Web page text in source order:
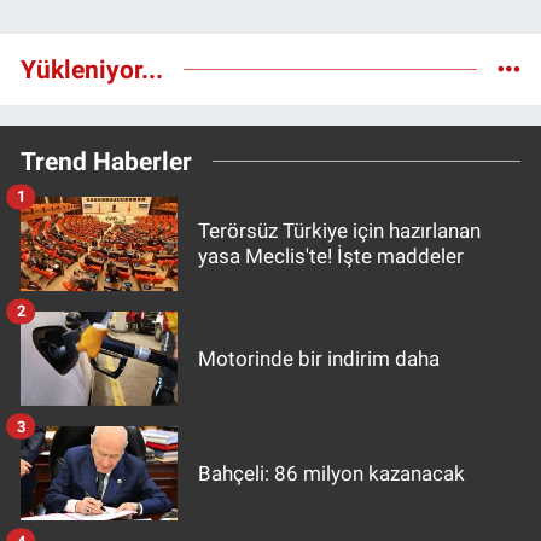
Yükleniyor...
Trend Haberler
Terörsüz Türkiye için hazırlanan
yasa Meclis'te! İşte maddeler
1
Motorinde bir indirim daha
2
Bahçeli: 86 milyon kazanacak
3